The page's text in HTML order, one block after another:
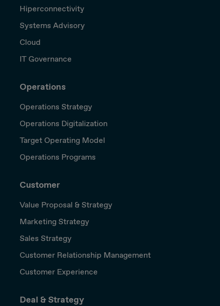
Hiperconnectivity
Systems Advisory
Cloud
IT Governance
Operations
Operations Strategy
Operations Digitalization
Target Operating Model
Operations Programs
Customer
Value Proposal & Strategy
Marketing Strategy
Sales Strategy
Customer Relationship Management
Customer Experience
Deal & Strategy